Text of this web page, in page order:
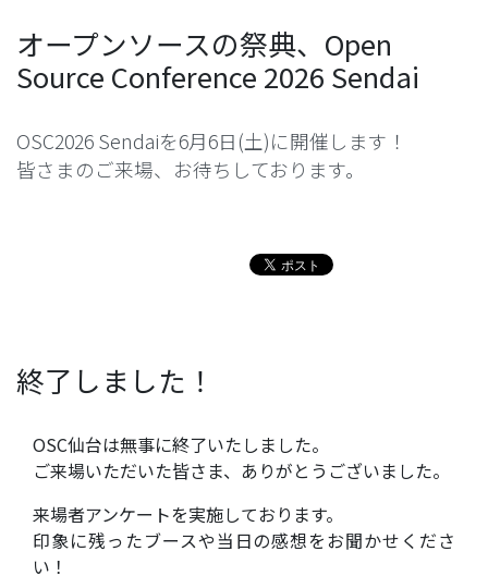
オープンソースの祭典、Open
Source Conference 2026 Sendai
OSC2026 Sendaiを6月6日(土)に開催します！
皆さまのご来場、お待ちしております。
終了しました！
OSC仙台は無事に終了いたしました。
ご来場いただいた皆さま、ありがとうございました。
来場者アンケートを実施しております。
印象に残ったブースや当日の感想をお聞かせくださ
い！